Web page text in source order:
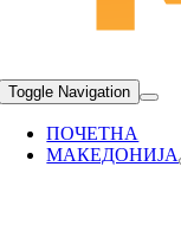
Toggle Navigation
ПОЧЕТНА
МАКЕДОНИЈА